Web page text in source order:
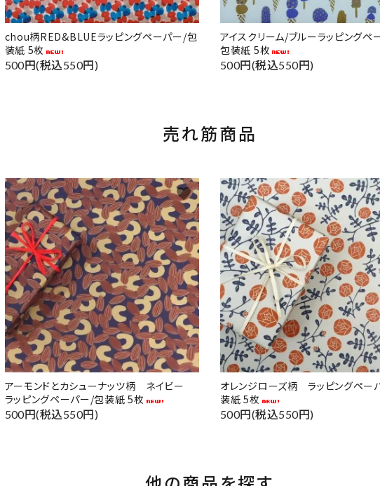
chou柄RED&BLUEラッピングペーパー/包
装紙 5枚
500円(税込550円)
アイスクリーム/ブルーラッピングペ
包装紙 5枚
500円(税込550円)
売れ筋商品
アーモンドとカシューナッツ柄 ネイビー
ラッピングペーパー/包装紙 5枚
500円(税込550円)
favorite
オレンジローズ柄 ラッピングペー
装紙 5枚
500円(税込550円)